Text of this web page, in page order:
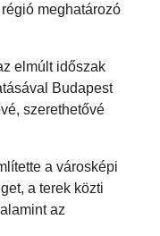
meghatározó
elmúlt időszak
Budapest
szerethetővé
a városképi
a terek közti
az